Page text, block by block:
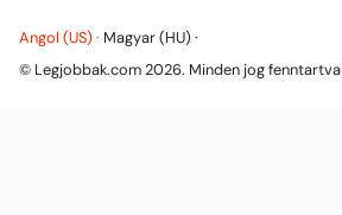
Angol (US) · Magyar (HU) ·
© Legjobbak.com 2026. Minden jog fenntartva